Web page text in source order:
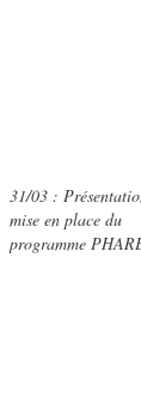
31/03 :
mise en place du
programme